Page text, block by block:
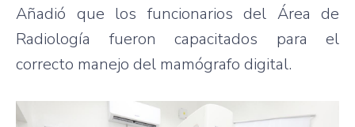
Añadió que los funcionarios del Área de
Radiología fueron capacitados para el
correcto manejo del mamógrafo digital.